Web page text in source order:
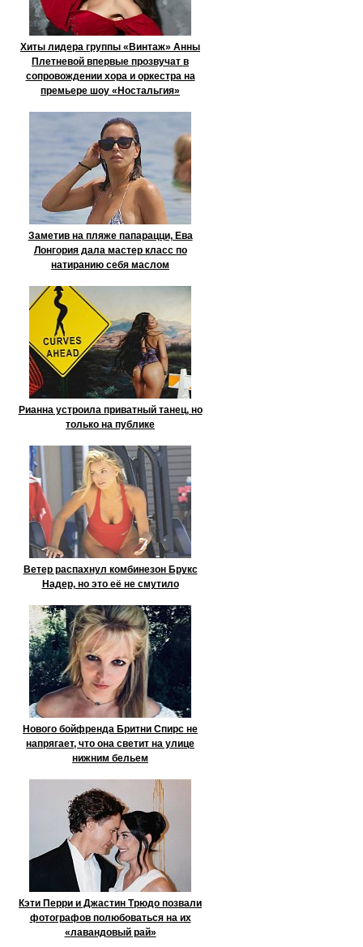
Хиты лидера группы «Винтаж» Анны
Плетневой впервые прозвучат в
сопровождении хора и оркестра на
премьере шоу «Ностальгия»
Заметив на пляже папарацци, Ева
Лонгория дала мастер класс по
натиранию себя маслом
Рианна устроила приватный танец, но
только на публике
Ветер распахнул комбинезон Брукс
Надер, но это её не смутило
Нового бойфренда Бритни Спирс не
напрягает, что она светит на улице
нижним бельем
Кэти Перри и Джастин Трюдо позвали
фотографов полюбоваться на их
«лавандовый рай»